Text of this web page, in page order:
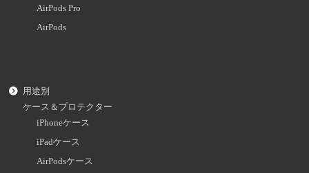
AirPods Pro
AirPods
用途別
ケース＆プロテクター
iPhoneケース
iPadケース
AirPodsケース